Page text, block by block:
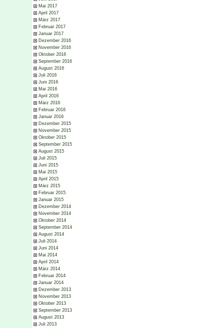
Mai 2017
April 2017
März 2017
Februar 2017
Januar 2017
Dezember 2016
November 2016
Oktober 2016
September 2016
August 2016
Juli 2016
Juni 2016
Mai 2016
April 2016
März 2016
Februar 2016
Januar 2016
Dezember 2015
November 2015
Oktober 2015
September 2015
August 2015
Juli 2015
Juni 2015
Mai 2015
April 2015
März 2015
Februar 2015
Januar 2015
Dezember 2014
November 2014
Oktober 2014
September 2014
August 2014
Juli 2014
Juni 2014
Mai 2014
April 2014
März 2014
Februar 2014
Januar 2014
Dezember 2013
November 2013
Oktober 2013
September 2013
August 2013
Juli 2013